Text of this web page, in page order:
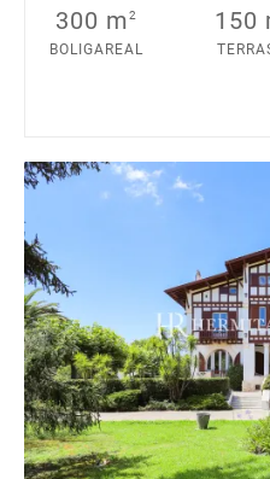
300 m2
BOLIGAREAL
150